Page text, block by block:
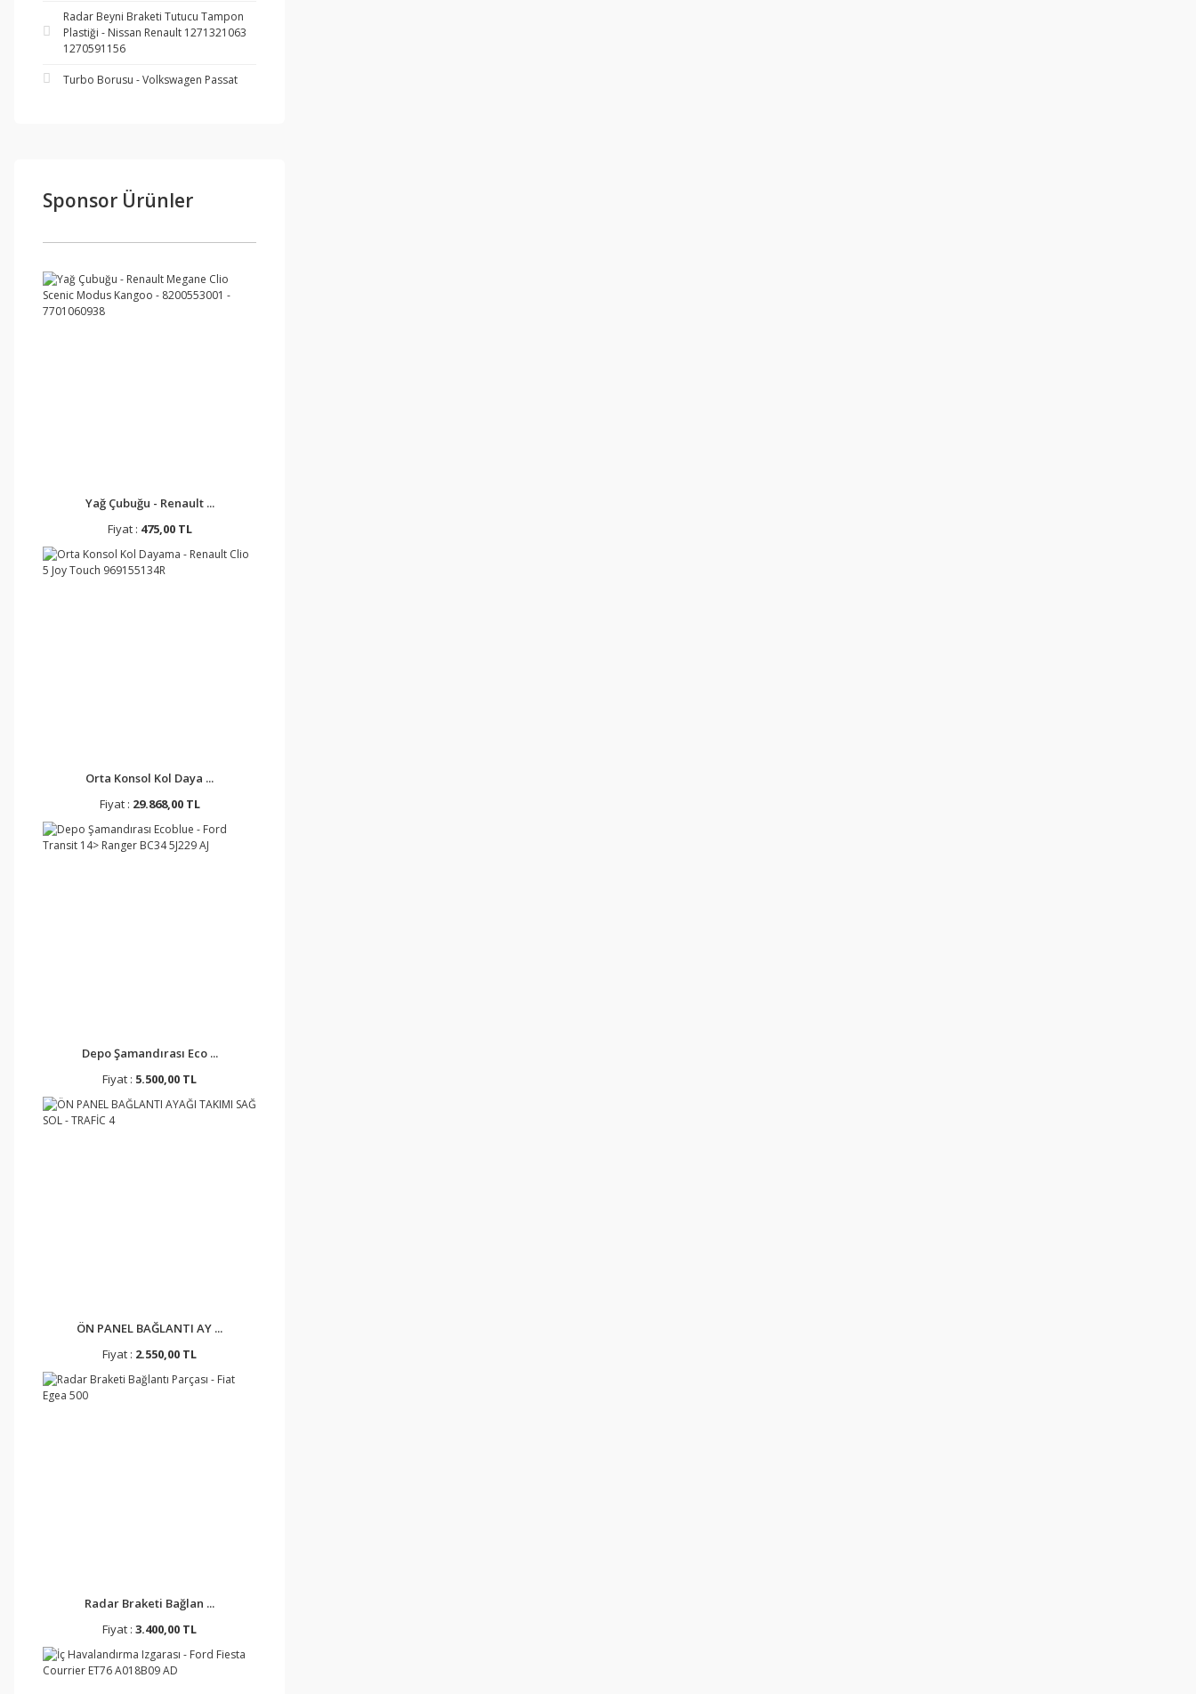
Radar Beyni Braketi Tutucu Tampon
Plastiği - Nissan Renault 1271321063
1270591156
Turbo Borusu - Volkswagen Passat
Sponsor Ürünler
Yağ Çubuğu - Renault ...
Fiyat : 475,00 TL
Orta Konsol Kol Daya ...
Fiyat : 29.868,00 TL
Depo Şamandırası Eco ...
Fiyat : 5.500,00 TL
ÖN PANEL BAĞLANTI AY ...
Fiyat : 2.550,00 TL
Radar Braketi Bağlan ...
Fiyat : 3.400,00 TL